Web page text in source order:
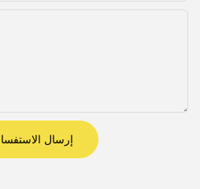
إرسال